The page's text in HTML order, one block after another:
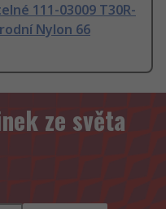
111-03009 T30R-
Nylon 66
ze světa